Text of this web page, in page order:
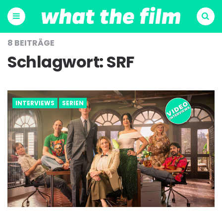
Menu
Suchen
8 BEITRÄGE
Schlagwort:SRF
INTERVIEWS SERIEN